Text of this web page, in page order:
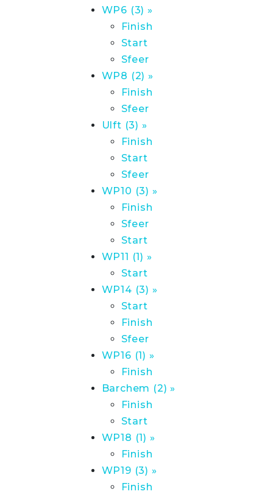
WP6 (3) »
Finish
Start
Sfeer
WP8 (2) »
Finish
Sfeer
Ulft (3) »
Finish
Start
Sfeer
WP10 (3) »
Finish
Sfeer
Start
WP11 (1) »
Start
WP14 (3) »
Start
Finish
Sfeer
WP16 (1) »
Finish
Barchem (2) »
Finish
Start
WP18 (1) »
Finish
WP19 (3) »
Finish